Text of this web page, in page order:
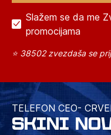
Slažem se da me
promocijama
⭐ 38502 zvezdaša se
TELEFON CEO-
SKINI